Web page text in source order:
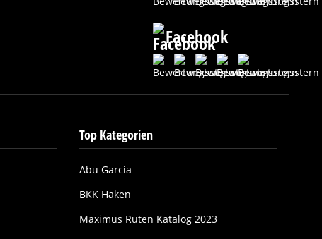
Facebook
Top Kategorien
Abu Garcia
BKK Haken
Maximus Ruten Katalog 2023